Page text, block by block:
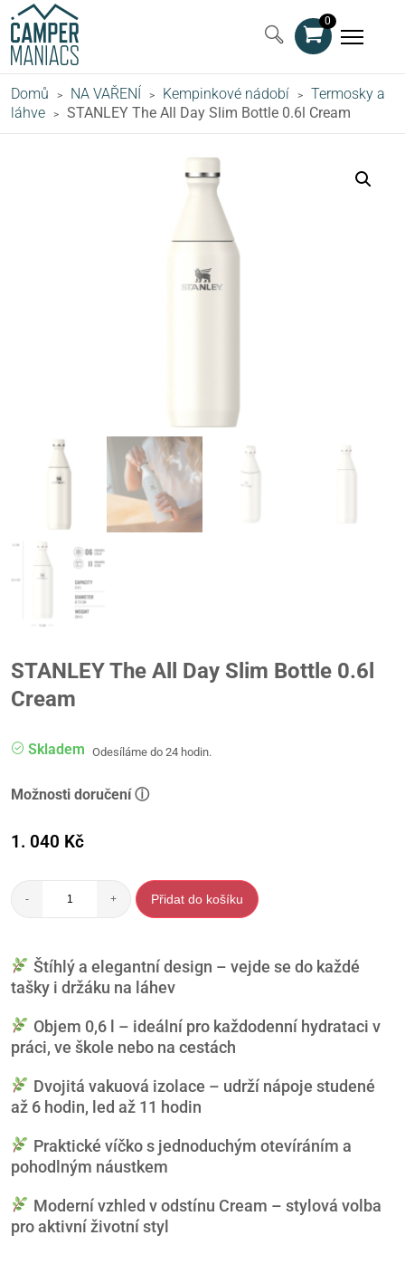
0
Domů > NA VAŘENÍ > Kempinkové nádobí >
Termosky a
láhve
> STANLEY The All Day Slim Bottle 0.6l Cream
STANLEY The All Day Slim Bottle 0.6l
Cream
Skladem Odesíláme do 24 hodin.
Možnosti doručení ⓘ
1. 040 Kč
- + Přidat do košíku
Štíhlý a elegantní design – vejde se do každé
tašky i držáku na láhev
Objem 0,6 l – ideální pro každodenní hydrataci v
práci, ve škole nebo na cestách
Dvojitá vakuová izolace – udrží nápoje studené
až 6 hodin, led až 11 hodin
Praktické víčko s jednoduchým otevíráním a
pohodlným náustkem
Moderní vzhled v odstínu Cream – stylová volba
pro aktivní životní styl